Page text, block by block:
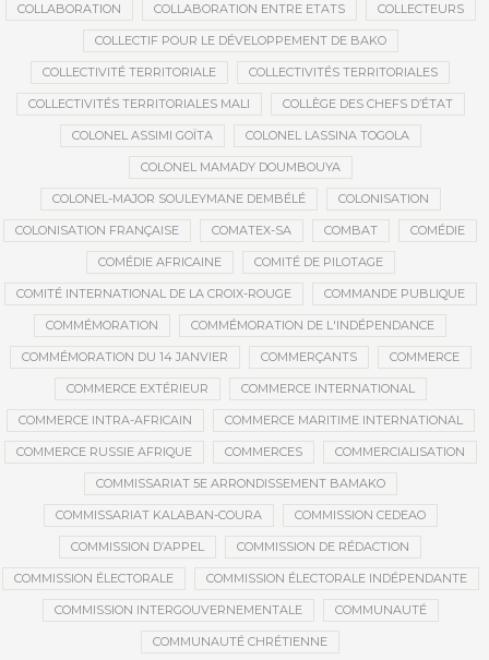
COLLABORATION COLLABORATION ENTRE ETATS COLLECTEURS
COLLECTIF POUR LE DÉVELOPPEMENT DE BAKO
COLLECTIVITÉ TERRITORIALE COLLECTIVITÉS TERRITORIALES
COLLECTIVITÉS TERRITORIALES MALI COLLÈGE DES CHEFS D’ÉTAT
COLONEL ASSIMI GOÏTA COLONEL LASSINA TOGOLA
COLONEL MAMADY DOUMBOUYA
COLONEL-MAJOR SOULEYMANE DEMBÉLÉ COLONISATION
COLONISATION FRANÇAISE COMATEX-SA COMBAT COMÉDIE
COMÉDIE AFRICAINE COMITÉ DE PILOTAGE
COMITÉ INTERNATIONAL DE LA CROIX-ROUGE COMMANDE PUBLIQUE
COMMÉMORATION COMMÉMORATION DE L'INDÉPENDANCE
COMMÉMORATION DU 14 JANVIER COMMERÇANTS COMMERCE
COMMERCE EXTÉRIEUR COMMERCE INTERNATIONAL
COMMERCE INTRA-AFRICAIN COMMERCE MARITIME INTERNATIONAL
COMMERCE RUSSIE AFRIQUE COMMERCES COMMERCIALISATION
COMMISSARIAT 5E ARRONDISSEMENT BAMAKO
COMMISSARIAT KALABAN-COURA COMMISSION CEDEAO
COMMISSION D’APPEL COMMISSION DE RÉDACTION
COMMISSION ÉLECTORALE COMMISSION ÉLECTORALE INDÉPENDANTE
COMMISSION INTERGOUVERNEMENTALE COMMUNAUTÉ
COMMUNAUTÉ CHRÉTIENNE